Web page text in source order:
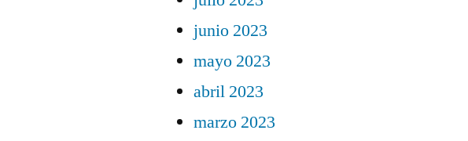
junio 2023
mayo 2023
abril 2023
marzo 2023